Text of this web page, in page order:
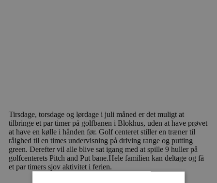
Tirsdage, torsdage og lørdage i juli måned er det muligt at
tilbringe et par timer på golfbanen i Blokhus, uden at have prøvet
at have en kølle i hånden før. Golf centeret stiller en træner til
råighed til en times undervisning på driving range og putting
green. Derefter vil alle blive sat igang med at spille 9 huller på
golfcenterets Pitch and Put bane.Hele familien kan deltage og få
et par timers sjov aktivitet i ferien.